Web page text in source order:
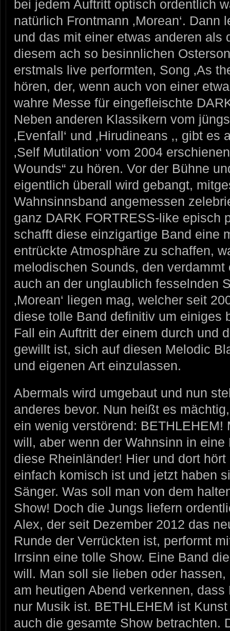
bei jedem Auftritt optisch ordentlich
natürlich Frontmann ‚Morean‘.
und das mit einer etwas anderen als
diesem ach so besinnlichen
erstmals live performten, Song ‚As
hören, der, wenn auch von einer
wahre Messe für eingefleischte
Neben anderen Klassikern vom
‚Evenfall‘ und ‚Hirudineans ‚, gibt
‚Self Mutilation‘ vom 2004
Wounds“ zu hören. Vor der Bühne
eigentlich überall wird gebangt,
Wahnsinnsband angemessen
ganz DARK FORTRESS-like episch
schafft diese einzigartige Band eine
entrückte Atmosphäre zu schaffen,
melodischen Sounds, den
auch an der unglaublich fesselnden
‚Morean‘ liegen mag, welcher seit
diese tolle Band definitiv um einiges
Fall ein Auftritt der einem durch und
gewillt ist, sich auf diesen Melodic
und eigenen Art einzulassen.
Abermals wird umgebaut und nun
anderes bevor. Nun heißt es
ein wenig verstörend: BETHLEHEM!
will, aber wenn der Wahnsinn in
diese Rheinländer! Hier und dort
einfach komisch ist und jetzt haben
Sänger. Was soll man von dem
Show! Doch die Jungs liefern
Alex, der seit Dezember 2012 das
Runde der Verrückten ist, performt
Irrsinn eine tolle Show. Eine Band
will. Man soll sie lieben oder
am heutigen Abend verkennen,
nur Musik ist. BETHLEHEM ist
auch die gesamte Show betrachten.